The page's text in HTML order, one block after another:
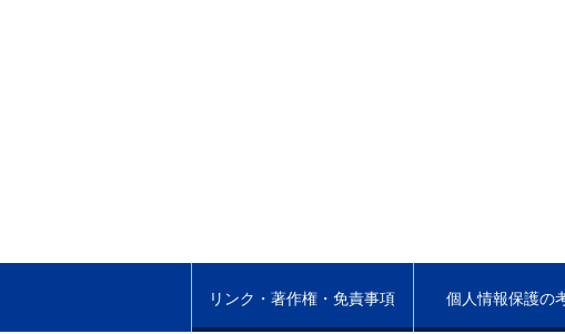
リンク・著作権・免責事項 個人情報保護の